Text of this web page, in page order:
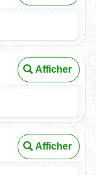
Afficher
Afficher